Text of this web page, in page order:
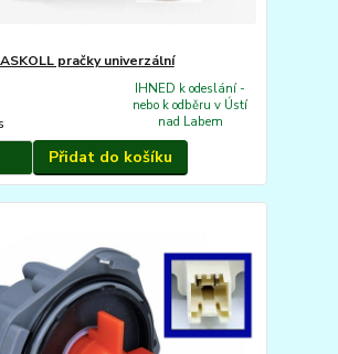
ASKOLL pračky univerzální
IHNED k odeslání -
nebo k odběru v Ústí
nad Labem
Přidat do košíku